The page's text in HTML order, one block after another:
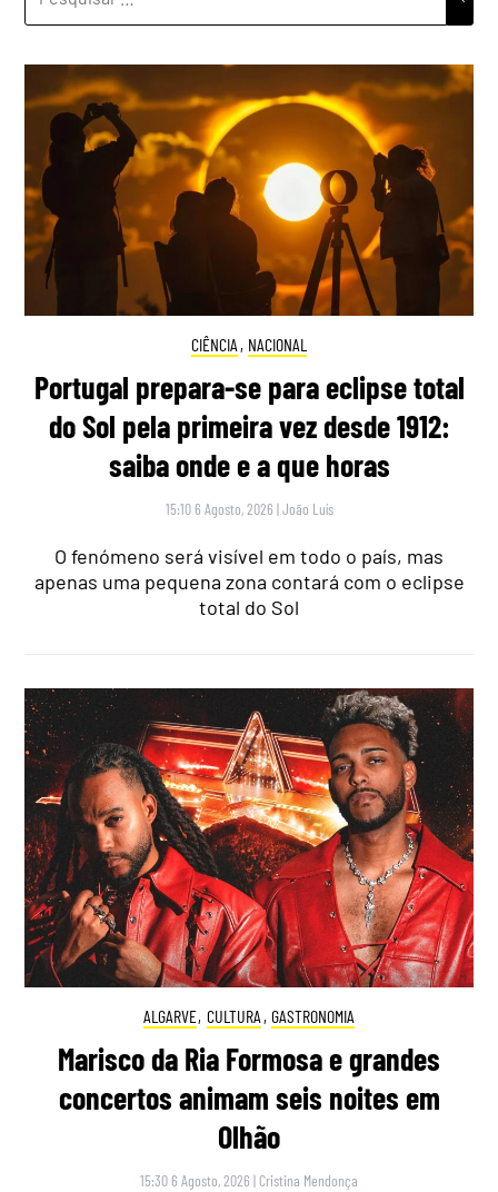
CIÊNCIA , NACIONAL
Portugal prepara-se para eclipse total
do Sol pela primeira vez desde 1912:
saiba onde e a que horas
15:10 6 Agosto, 2026 |João Luís
O fenómeno será visível em todo o país, mas
apenas uma pequena zona contará com o eclipse
total do Sol
ALGARVE, CULTURA , GASTRONOMIA
Marisco da Ria Formosa e grandes
concertos animam seis noites em
Olhão
15:30 6 Agosto, 2026 | Cristina Mendonça